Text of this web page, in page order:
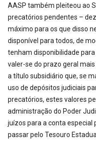
AASP também pleiteou ao
precatórios pendentes –
máximo para os que disso
disponível para todos, de
tenham disponibilidade
valer-se do prazo geral
a título subsidiário que, se
uso de depósitos judiciais
precatórios, estes valores
administração do Poder
juízos para a conta
passar pelo Tesouro